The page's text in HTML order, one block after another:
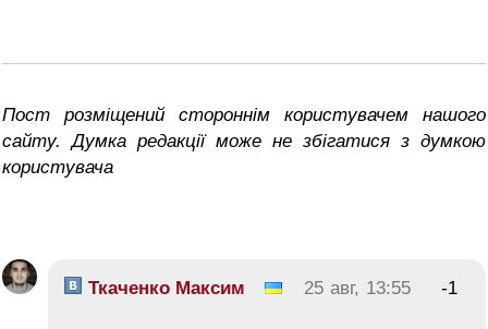
Пост розміщений стороннім користувачем нашого
сайту. Думка редакції може не збігатися з думкою
користувача
Ткаченко Максим 25 авг, 13:55 -1